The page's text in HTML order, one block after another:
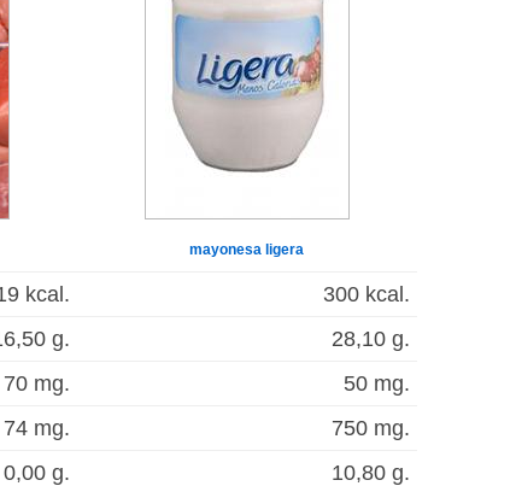
mayonesa ligera
kcal.
300 kcal.
g.
28,10 g.
70 mg.
50 mg.
74 mg.
750 mg.
0,00 g.
10,80 g.